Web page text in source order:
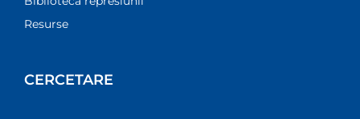
Resurse
CERCETARE